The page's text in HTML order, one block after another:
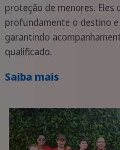
proteção de menores. Eles
profundamente o destino
garantindo
qualificado.
Saiba mais